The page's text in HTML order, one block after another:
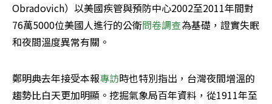
Obradovich）以美國疾管與預防中心2002至2011年間對
76萬5000位美國人進行的公衛問卷調查為基礎，證實失眠
和夜間溫度異常有關。
鄭明典去年接受本報專訪時也特別指出，台灣夜間增溫的
趨勢比白天更加明顯。挖掘氣象局百年資料，從1911年至